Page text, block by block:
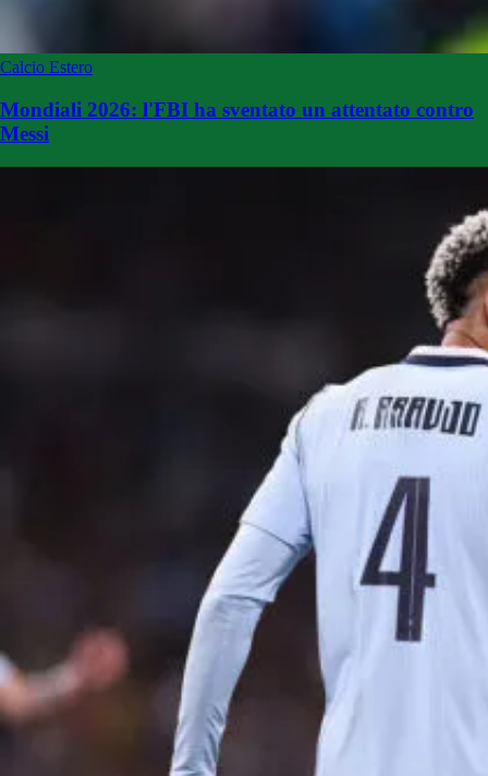
Calcio Estero
Mondiali 2026: l'FBI ha sventato un attentato contro
Messi